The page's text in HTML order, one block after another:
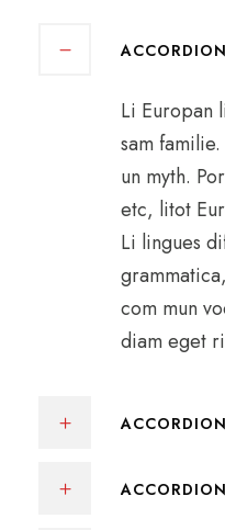
Li Europan
sam
un myth.
etc, litot
Li lingues
com mun
diam eget